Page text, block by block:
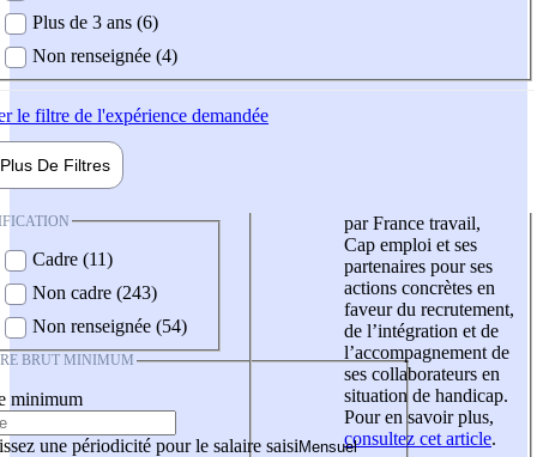
Plus de 3 ans (6)
Non renseignée (4)
le filtre de l'expérience demandée
Plus De Filtres
Cadre (11)
Non cadre (243)
Non renseignée (54)
BRUT MINIMUM
minimum
une périodicité pour le salaire saisi
par France travail,
Cap emploi et ses
partenaires pour ses
actions concrètes en
faveur du recrutement,
de l’intégration et de
l’accompagnement de
ses collaborateurs en
situation de handicap.
Pour en savoir plus,
consultez cet article.